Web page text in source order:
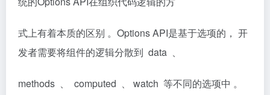
式上有着本质的区别 。Options API是基于选项的， 开
发者需要将组件的逻辑分散到 data 、
methods 、 computed 、 watch 等不同的选项中 。